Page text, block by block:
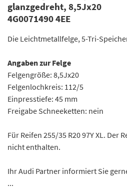
glanzgedreht, 8,5Jx20
4G0071490 4EE
Die Leichtmetallfelge, 5-Tri-
Angaben zur Felge
Felgengröße: 8,5Jx20
Felgenlochkreis: 112/5
Einpresstiefe: 45 mm
Freigabe Schneeketten: nein
Für Reifen 255/35 R20 97Y XL. Der
nicht enthalten.
Ihr Audi Partner informiert Sie
...